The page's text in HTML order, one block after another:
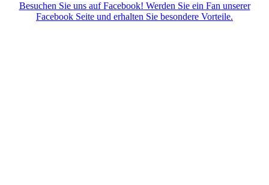
Besuchen Sie uns auf Facebook! Werden Sie ein Fan unserer
Facebook Seite und erhalten Sie besondere Vorteile.